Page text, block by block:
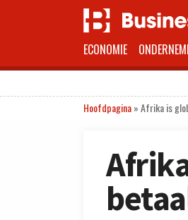
ECONOMIE
Hoofdpagina»Afrika is